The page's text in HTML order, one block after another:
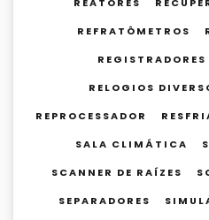
REATORES
REFRATÔMETROS
REGISTRADORES
RELOGIOS
REPROCESSADOR
SALA CLIMÁTICA
SCANNER DE RAÍZES
SEPARADORES